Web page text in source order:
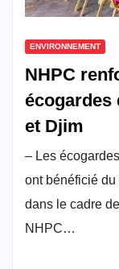
ENVIRONNEMENT
NHPC
écogardes
et Djim
– Les
ont bénéficié du
dans le cadre
NHPC…